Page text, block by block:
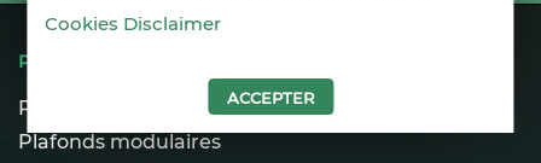
Cookies Disclaimer
ACCEPTER
PRODUITS
Plafonds spécialisés
Plafonds modulaires